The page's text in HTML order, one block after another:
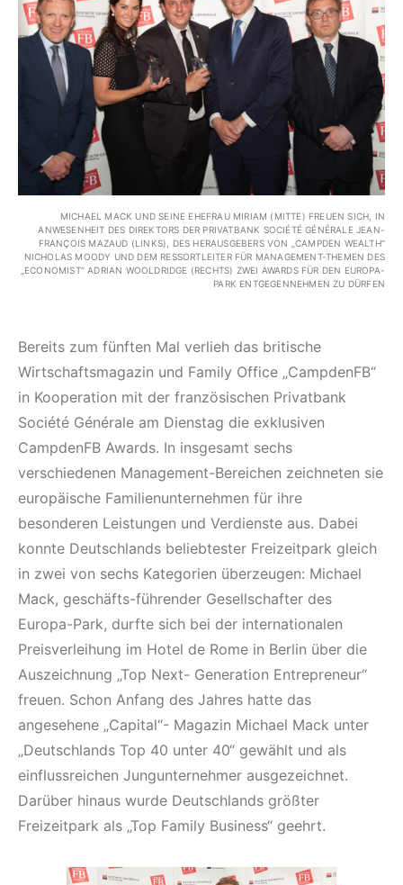
MICHAEL MACK UND SEINE EHEFRAU MIRIAM (MITTE) FREUEN SICH, IN
ANWESENHEIT DES DIREKTORS DER PRIVATBANK SOCIÉTÉ GÉNÉRALE JEAN-
FRANÇOIS MAZAUD (LINKS), DES HERAUSGEBERS VON „CAMPDEN WEALTH“
NICHOLAS MOODY UND DEM RESSORTLEITER FÜR MANAGEMENT-THEMEN DES
„ECONOMIST“ ADRIAN WOOLDRIDGE (RECHTS) ZWEI AWARDS FÜR DEN EUROPA-
PARK ENTGEGENNEHMEN ZU DÜRFEN
Bereits zum fünften Mal verlieh das britische
Wirtschaftsmagazin und Family Office „CampdenFB“
in Kooperation mit der französischen Privatbank
Société Générale am Dienstag die exklusiven
CampdenFB Awards. In insgesamt sechs
verschiedenen Management-Bereichen zeichneten sie
europäische Familienunternehmen für ihre
besonderen Leistungen und Verdienste aus. Dabei
konnte Deutschlands beliebtester Freizeitpark gleich
in zwei von sechs Kategorien überzeugen: Michael
Mack, geschäfts-führender Gesellschafter des
Europa-Park, durfte sich bei der internationalen
Preisverleihung im Hotel de Rome in Berlin über die
Auszeichnung „Top Next- Generation Entrepreneur“
freuen. Schon Anfang des Jahres hatte das
angesehene „Capital“- Magazin Michael Mack unter
„Deutschlands Top 40 unter 40“ gewählt und als
einflussreichen Jungunternehmer ausgezeichnet.
Darüber hinaus wurde Deutschlands größter
Freizeitpark als „Top Family Business“ geehrt.